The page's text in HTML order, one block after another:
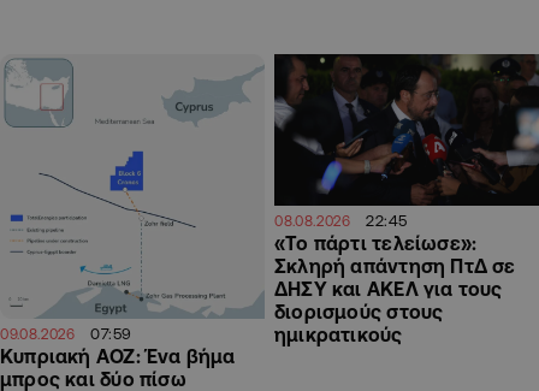
09.08.2026 07:59
Κυπριακή ΑΟΖ: Ένα βήμα
μπρος και δύο πίσω
08.08.2026 22:45
«Το πάρτι τελείωσε»:
Σκληρή απάντηση ΠτΔ σε
ΔΗΣΥ και ΑΚΕΛ για τους
διορισμούς στους
ημικρατικούς